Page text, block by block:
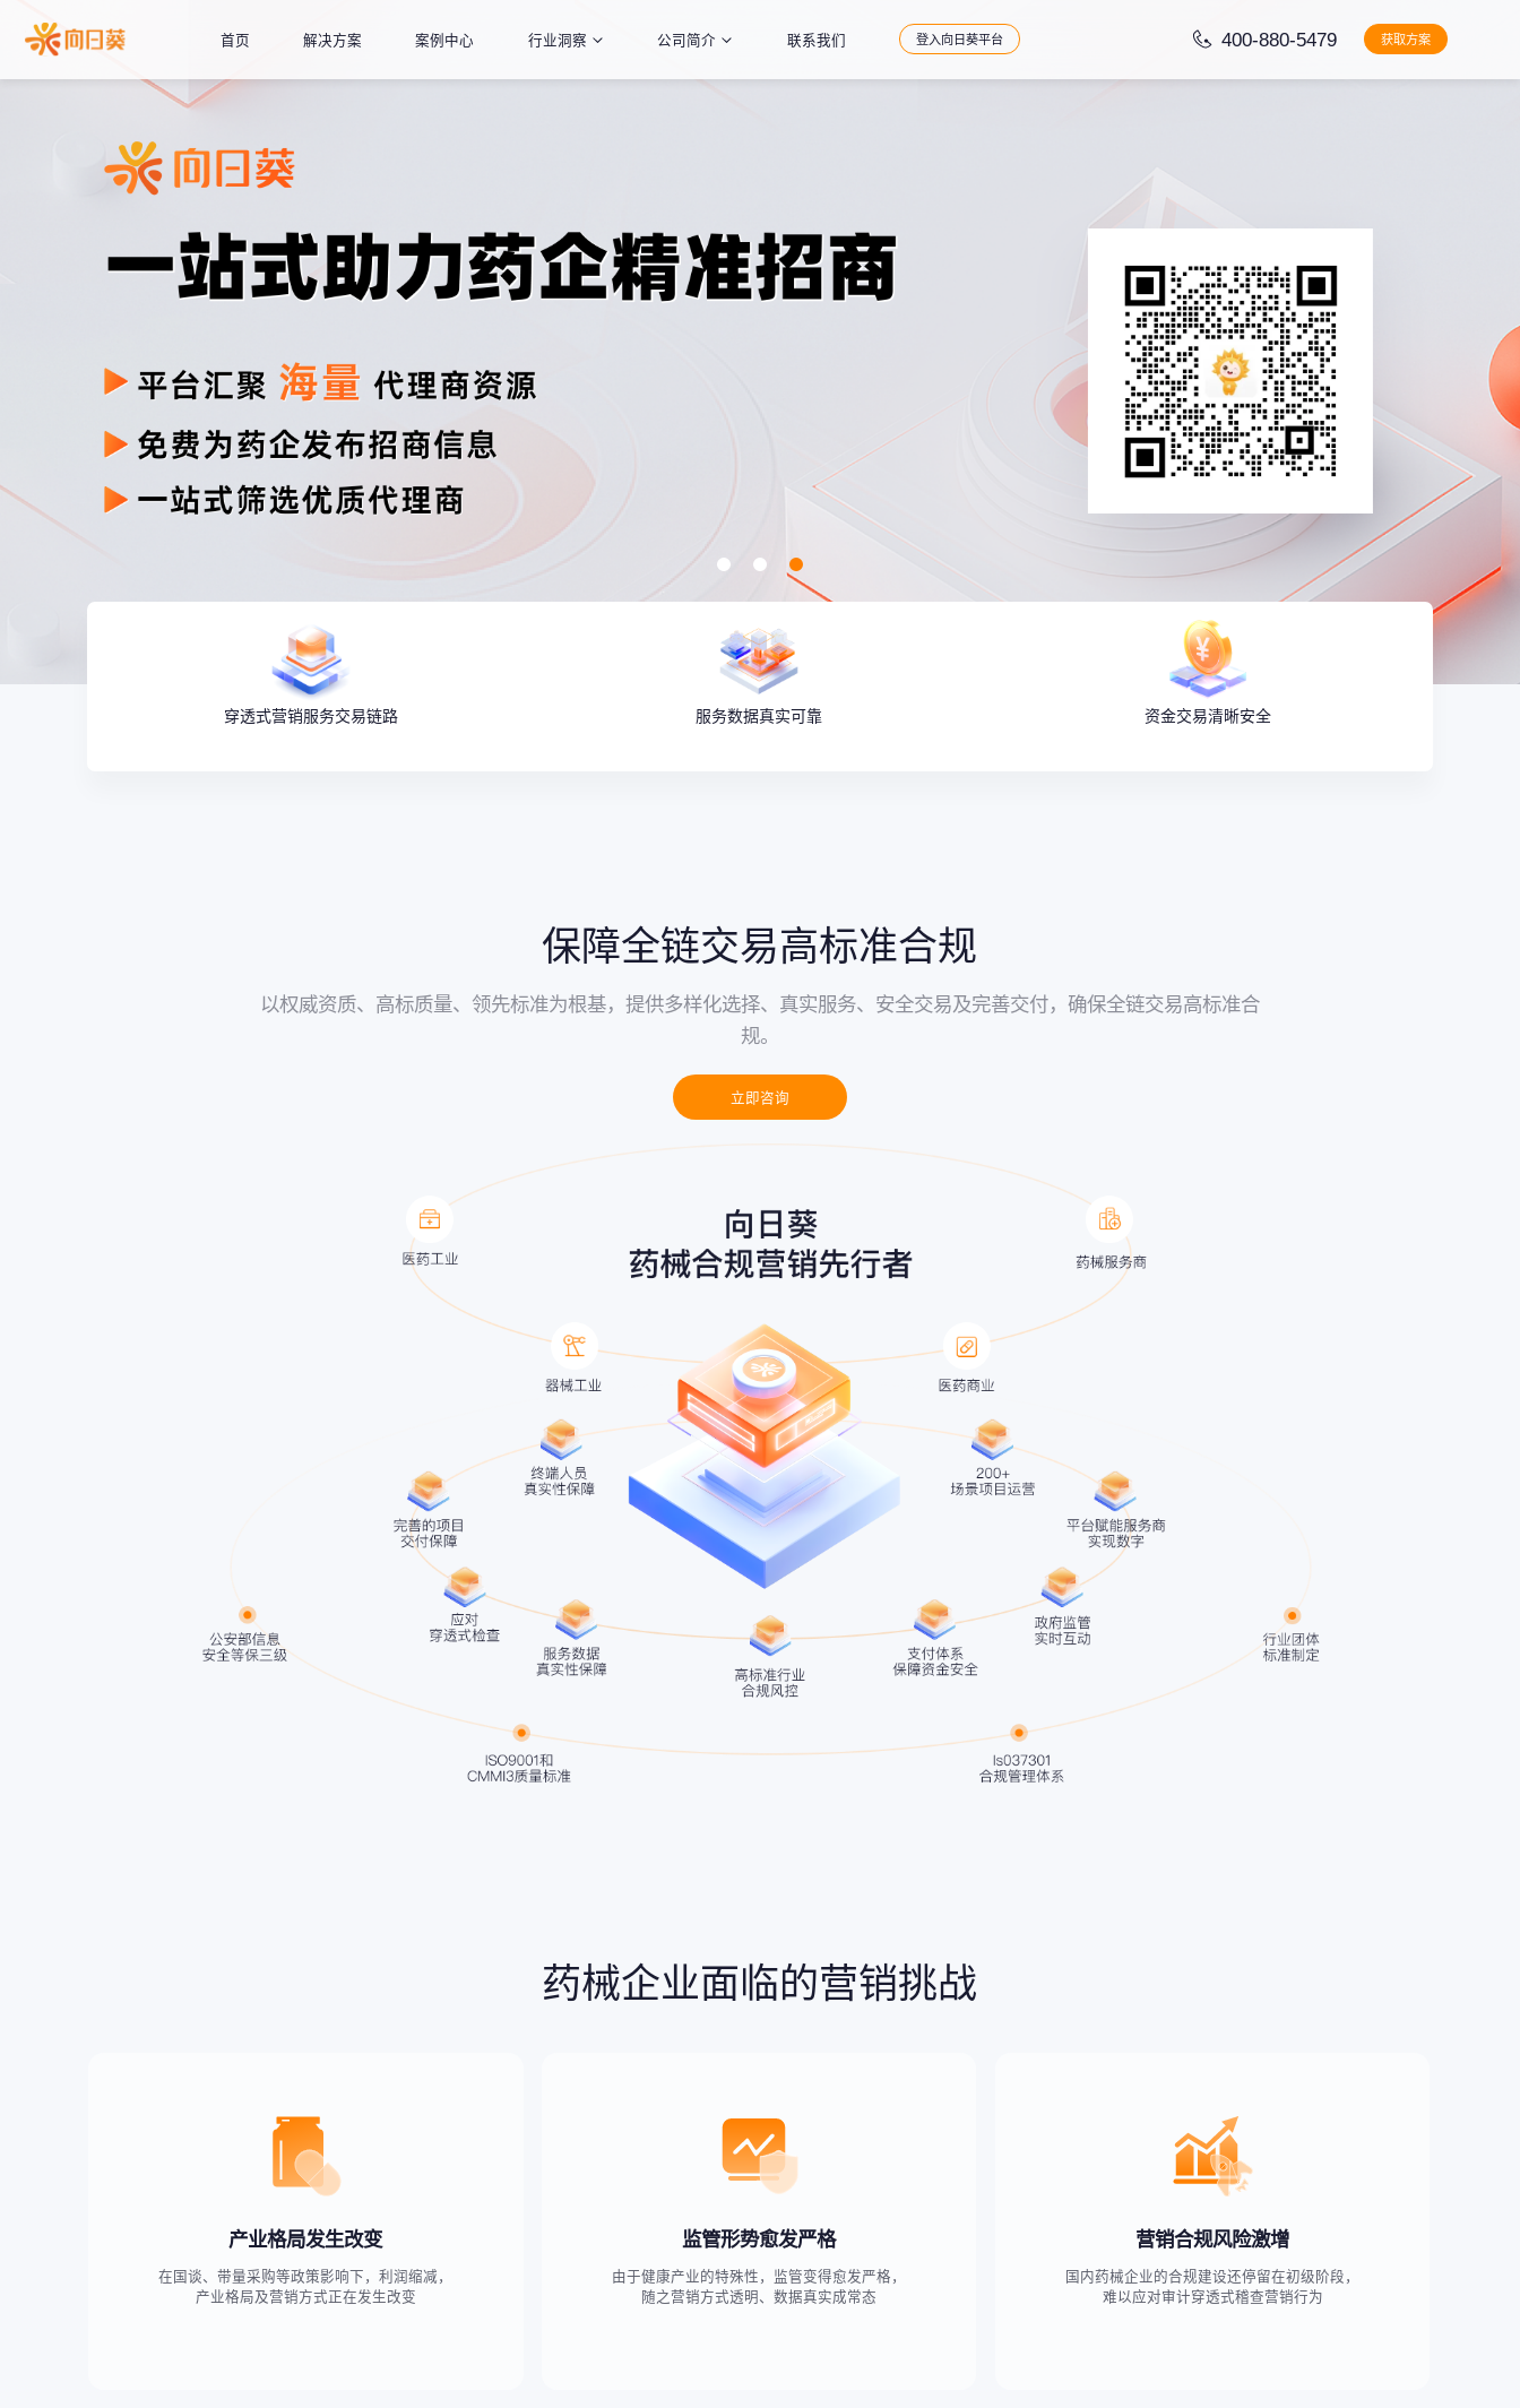
首页 解决方案 案例中心 行业洞察 公司简介 联系我们 登入向日葵平台 400-880-5479 获取方案
穿透式营销服务交易链路 服务数据真实可靠 资金交易清晰安全
保障全链交易高标准合规
以权威资质、高标质量、领先标准为根基，提供多样化选择、真实服务、安全交易及完善交付，确保全链交易高标准合
规。
立即咨询
药械企业面临的营销挑战
产业格局发生改变
在国谈、带量采购等政策影响下，利润缩减，
产业格局及营销方式正在发生改变
监管形势愈发严格
由于健康产业的特殊性，监管变得愈发严格，
随之营销方式透明、数据真实成常态
营销合规风险激增
国内药械企业的合规建设还停留在初级阶段，
难以应对审计穿透式稽查营销行为